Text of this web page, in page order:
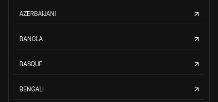
AZERBAIJANI
BANGLA
BASQUE
BENGALI